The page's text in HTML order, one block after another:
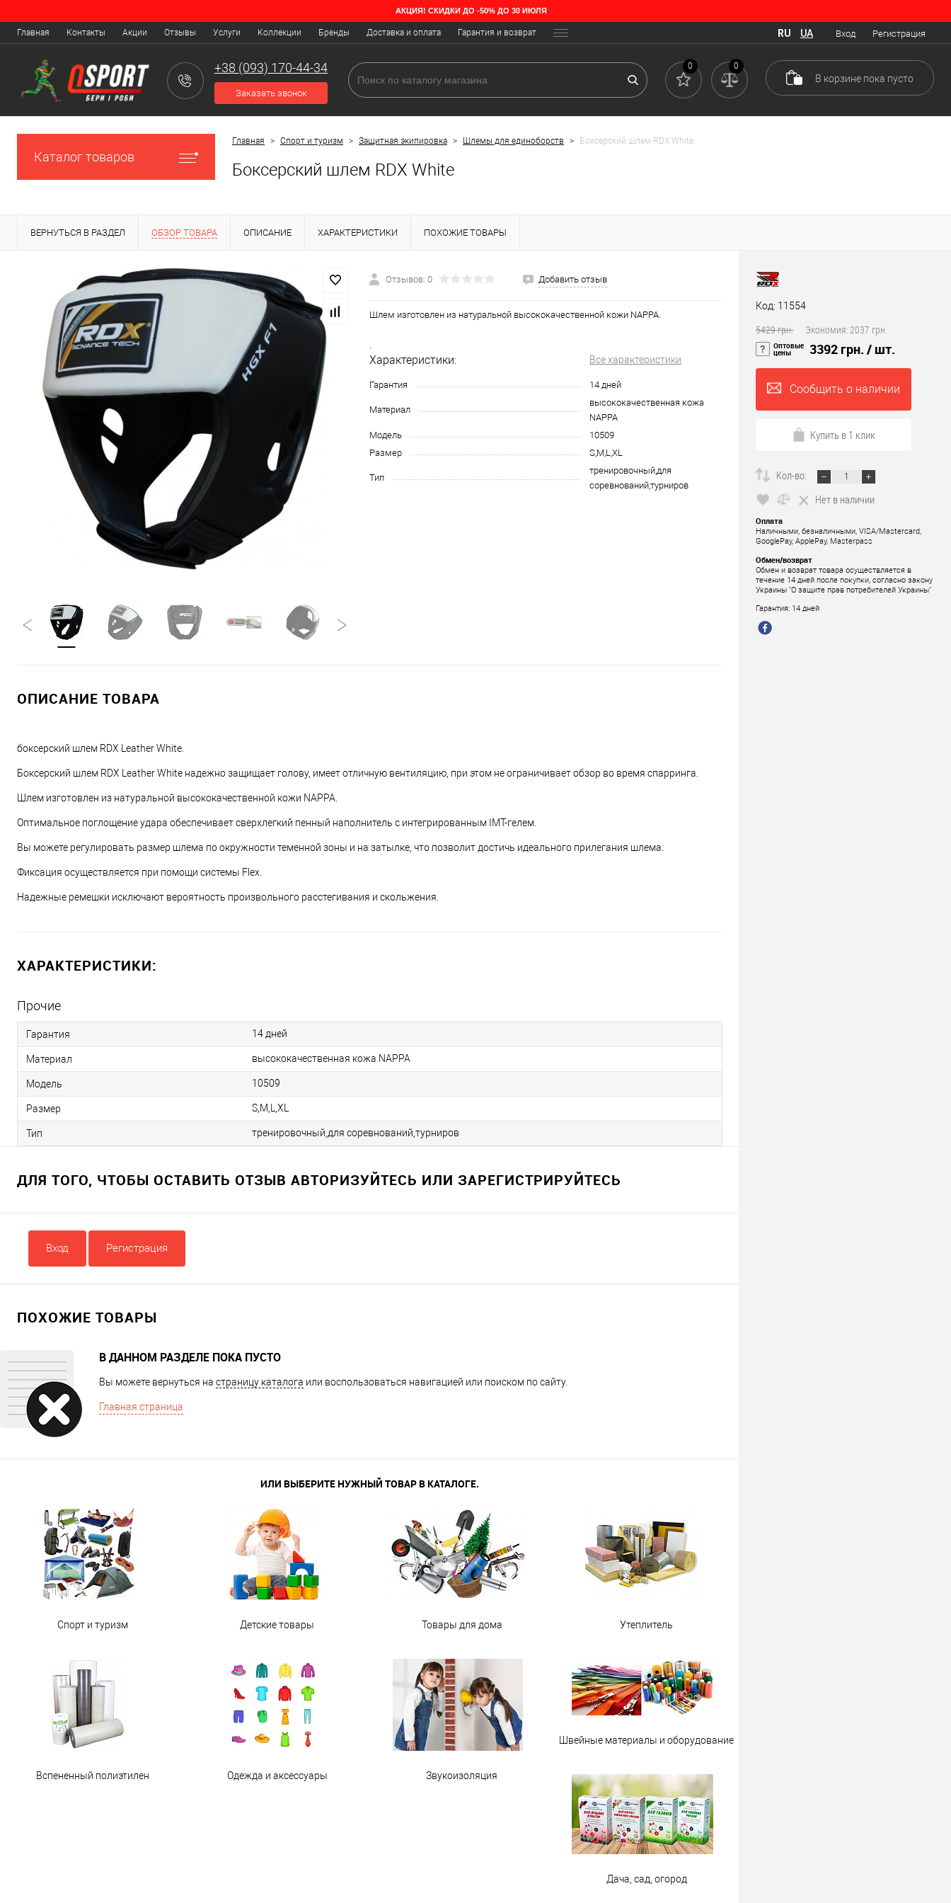
АКЦИЯ! СКИДКИ ДО -50% ДО 30 ИЮЛЯ
Главная Контакты Акции Отзывы Услуги Коллекции Бренды Доставка и оплата Гарантия и возврат Вход Регистрация
RU UA
+38 (093) 170-44-34
Заказать звонок
0 0
В корзине пока пусто
Каталог товаров
Главная > Спорт и туризм > Защитная экипировка > Шлемы для единоборств > Боксерский шлем RDX White
Боксерский шлем RDX White
ВЕРНУТЬСЯ В РАЗДЕЛ ОБЗОР ТОВАРА ОПИСАНИЕ ХАРАКТЕРИСТИКИ ПОХОЖИЕ ТОВАРЫ
Отзывов: 0 Добавить отзыв
Шлем изготовлен из натуральной высококачественной кожи NAPPA.
Характеристики: Все характеристики
Гарантия 14 дней
Материал
высококачественная кожа
NAPPA
Модель
10509
Размер
S,M,L,XL
Тип
тренировочный,для
соревнований,турниров
ОПИСАНИЕ ТОВАРА
боксерский шлем RDX Leather White.
Боксерский шлем RDX Leather White надежно защищает голову, имеет отличную вентиляцию, при этом не ограничивает обзор во время спарринга.
Шлем изготовлен из натуральной высококачественной кожи NAPPA.
Оптимальное поглощение удара обеспечивает сверхлегкий пенный наполнитель с интегрированным IMT-гелем.
Вы можете регулировать размер шлема по окружности теменной зоны и на затылке, что позволит достичь идеального прилегания шлема.
Фиксация осуществляется при помощи системы Flex.
Надежные ремешки исключают вероятность произвольного расстегивания и скольжения.
ХАРАКТЕРИСТИКИ:
Прочие
Гарантия 14 дней
Материал высококачественная кожа NAPPA
Модель 10509
Размер S,M,L,XL
Тип тренировочный,для соревнований,турниров
ДЛЯ ТОГО, ЧТОБЫ ОСТАВИТЬ ОТЗЫВ АВТОРИЗУЙТЕСЬ ИЛИ ЗАРЕГИСТРИРУЙТЕСЬ
Вход Регистрация
ПОХОЖИЕ ТОВАРЫ
В ДАННОМ РАЗДЕЛЕ ПОКА ПУСТО
Вы можете вернуться на страницу каталога или воспользоваться навигацией или поиском по сайту.
Главная страница
ИЛИ ВЫБЕРИТЕ НУЖНЫЙ ТОВАР В КАТАЛОГЕ.
Спорт и туризм Детские товары Товары для дома Утеплитель
Вспененный полиэтилен Одежда и аксессуары Звукоизоляция
Швейные материалы и оборудование
Дача, сад, огород
Код: 11554
5429 грн. Экономия: 2037 грн.
Оптовые
цены 3392 грн. / шт.
Сообщить о наличии
Купить в 1 клик
Кол-во:
Нет в наличии
Оплата
Наличными, безналичными, VISA/Mastercard,
GooglePay, ApplePay, Masterpass
Обмен/возврат
Обмен и возврат товара осуществляется в
течение 14 дней после покупки, согласно закону
Украины "О защите прав потребителей Украины"
Гарантия: 14 дней